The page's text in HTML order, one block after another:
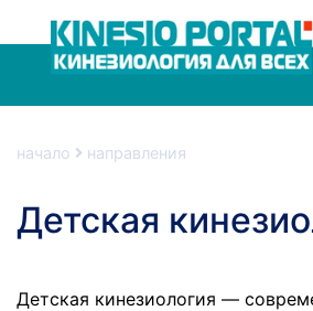
начало направления
Детская
Детская кинезиология —